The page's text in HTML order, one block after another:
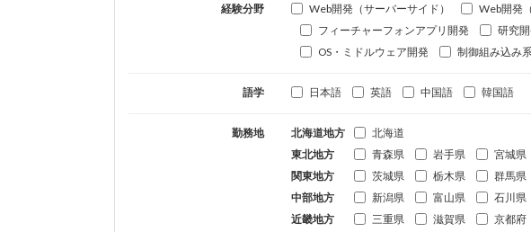
経験分野 Web開発（サーバーサイド） Web開発
フィーチャーフォンアプリ開発
研究
OS・ミドルウェア開発
制御組み込み
語学 日本語 英語 中国語 韓国語
勤務地 北海道地方
北海道
東北地方
青森県 岩手県 宮城県
関東地方
茨城県 栃木県 群馬県
中部地方
新潟県 富山県 石川県
近畿地方
三重県 滋賀県 京都府